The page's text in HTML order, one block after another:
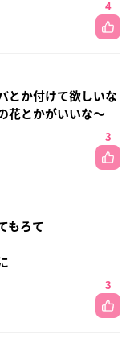
4
とか付けて欲しいな
花とかがいいな〜
3
もろて
3